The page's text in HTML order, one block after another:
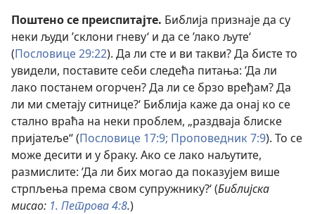
Поштено се преиспитајте. Библија признаје да су
неки људи ’склони гневу‘ и да се ’лако љуте‘
(Пословице 29:22). Да ли сте и ви такви? Да бисте то
увидели, поставите себи следећа питања: ’Да ли
лако постанем огорчен? Да ли се брзо вређам? Да
ли ми сметају ситнице?‘ Библија каже да онај ко се
стално враћа на неки проблем, „раздваја блиске
пријатеље“ (Пословице 17:9; Проповедник 7:9). То се
може десити и у браку. Ако се лако наљутите,
размислите: ’Да ли бих могао да показујем више
стрпљења према свом супружнику?‘ (Библијска
мисао: 1. Петрова 4:8.)